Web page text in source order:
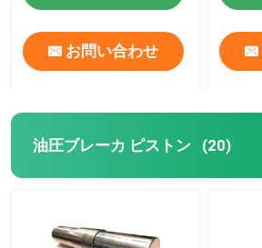
お問い合わせ
油圧ブレーカ ピストン (20)